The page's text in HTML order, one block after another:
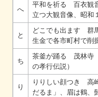
へ
平和を祈る 百衣観
立つ大観音像、昭和
と
どこでも出ます 群
生金で各市町村で削
ち
茶釜が踊る 茂林寺
の孝行伝説）
り
りりしい顔つき 高
だるま」、眉は鶴、